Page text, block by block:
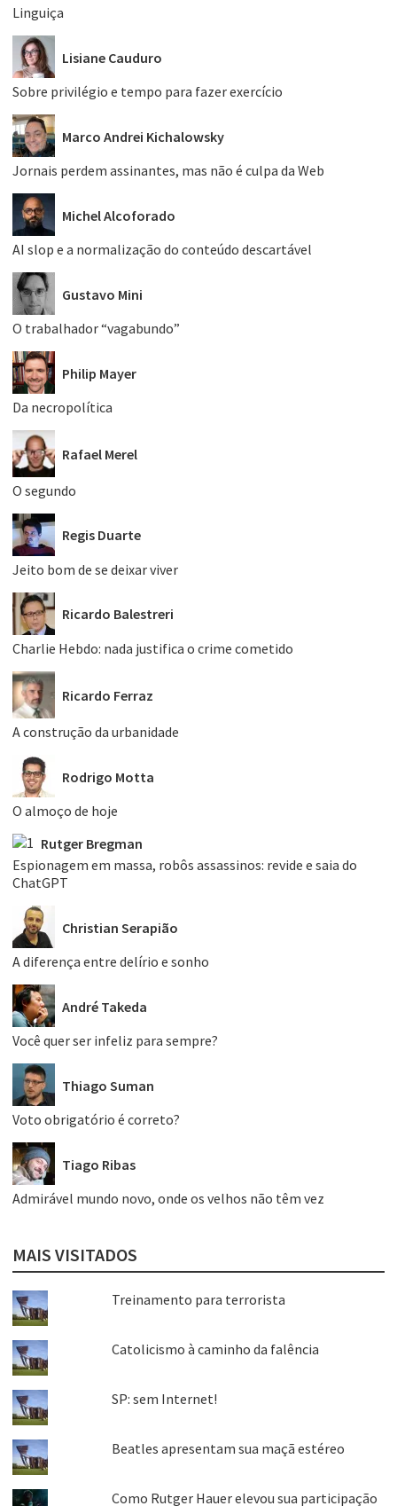
Linguiça
Lisiane Cauduro
Sobre privilégio e tempo para fazer exercício
Marco Andrei Kichalowsky
Jornais perdem assinantes, mas não é culpa da Web
Michel Alcoforado
AI slop e a normalização do conteúdo descartável
Gustavo Mini
O trabalhador “vagabundo”
Philip Mayer
Da necropolítica
Rafael Merel
O segundo
Regis Duarte
Jeito bom de se deixar viver
Ricardo Balestreri
Charlie Hebdo: nada justifica o crime cometido
Ricardo Ferraz
A construção da urbanidade
Rodrigo Motta
O almoço de hoje
Rutger Bregman
Espionagem em massa, robôs assassinos: revide e saia do
ChatGPT
Christian Serapião
A diferença entre delírio e sonho
André Takeda
Você quer ser infeliz para sempre?
Thiago Suman
Voto obrigatório é correto?
Tiago Ribas
Admirável mundo novo, onde os velhos não têm vez
MAIS VISITADOS
Treinamento para terrorista
Catolicismo à caminho da falência
SP: sem Internet!
Beatles apresentam sua maçã estéreo
Como Rutger Hauer elevou sua participação